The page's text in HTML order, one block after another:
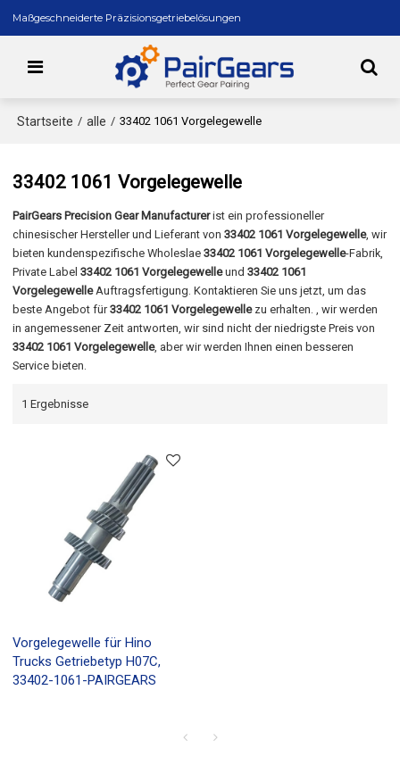
Maßgeschneiderte Präzisionsgetriebelösungen
Startseite / alle / 33402 1061 Vorgelegewelle
33402 1061 Vorgelegewelle
PairGears Precision Gear Manufacturerist ein professioneller
chinesischer Hersteller und Lieferant von33402 1061 Vorgelegewelle, wir
bieten kundenspezifische Wholeslae33402 1061 Vorgelegewelle-Fabrik,
Private Label33402 1061 Vorgelegewelleund33402 1061
VorgelegewelleAuftragsfertigung. Kontaktieren Sie uns jetzt, um das
beste Angebot für33402 1061 Vorgelegewellezu erhalten. , wir werden
in angemessener Zeit antworten, wir sind nicht der niedrigste Preis von
33402 1061 Vorgelegewelle, aber wir werden Ihnen einen besseren
Service bieten.
1 Ergebnisse
Vorgelegewelle für Hino
Trucks Getriebetyp H07C,
33402-1061-PAIRGEARS